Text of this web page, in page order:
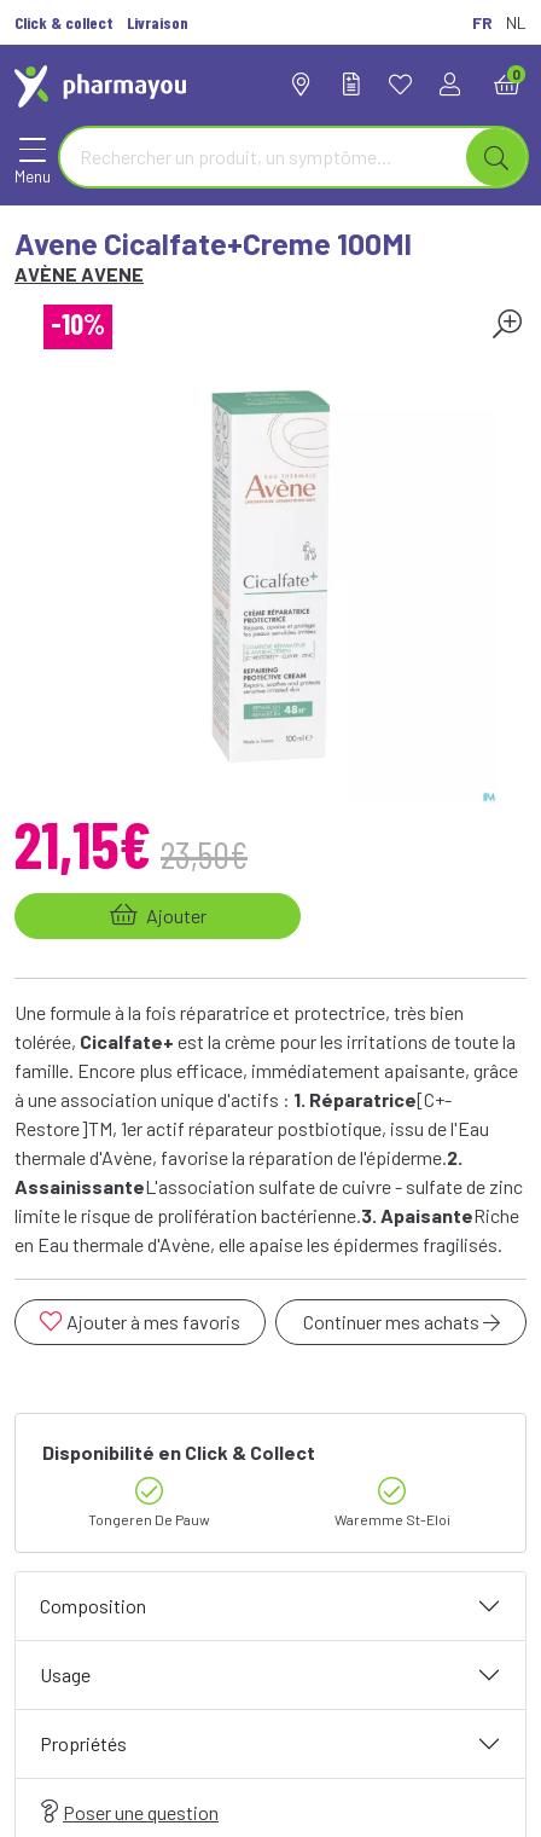
Click & collect Livraison FR NL
0
Menu
Avene Cicalfate+Creme 100Ml
AVÈNE AVENE
-10%
21,15€ 23,50€
Ajouter
Une formule à la fois réparatrice et protectrice, très bien
tolérée, Cicalfate+ est la crème pour les irritations de toute la
famille. Encore plus efficace, immédiatement apaisante, grâce
à une association unique d'actifs : 1. Réparatrice[C+-
Restore]TM, 1er actif réparateur postbiotique, issu de l'Eau
thermale d'Avène, favorise la réparation de l'épiderme.2.
AssainissanteL'association sulfate de cuivre - sulfate de zinc
limite le risque de prolifération bactérienne.3. ApaisanteRiche
en Eau thermale d'Avène, elle apaise les épidermes fragilisés.
Ajouter à mes favoris Continuer mes achats
Disponibilité en Click & Collect
Tongeren De Pauw Waremme St-Eloi
Composition
Usage
Propriétés
Poser une question